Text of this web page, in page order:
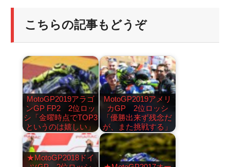
こちらの記事もどうぞ
MotoGP2019アラゴ
ンGP FP2 2位ロッ
シ「金曜時点でTOP3
というのは嬉しい」
MotoGP2019アメリ
カGP 2位ロッシ
「優勝出来ず残念だ
が、また挑戦する」
★MotoGP2018ドイ